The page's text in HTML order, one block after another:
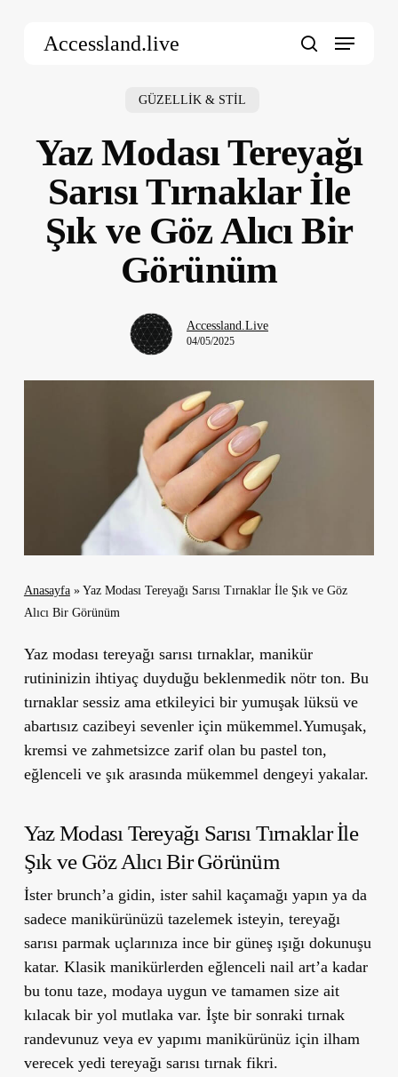
Accessland.live Menu
GÜZELLİK & STİL
Yaz Modası Tereyağı
Sarısı Tırnaklar İle
Şık ve Göz Alıcı Bir
Görünüm
Accessland.Live
04/05/2025
Anasayfa» Yaz Modası Tereyağı Sarısı Tırnaklar İle Şık ve Göz
Alıcı Bir Görünüm
Yaz modası tereyağı sarısı tırnaklar, manikür
rutininizin ihtiyaç duyduğu beklenmedik nötr ton. Bu
tırnaklar sessiz ama etkileyici bir yumuşak lüksü ve
abartısız cazibeyi sevenler için mükemmel.Yumuşak,
kremsi ve zahmetsizce zarif olan bu pastel ton,
eğlenceli ve şık arasında mükemmel dengeyi yakalar.
Yaz Modası Tereyağı Sarısı Tırnaklar İle
Şık ve Göz Alıcı Bir Görünüm
İster brunch’a gidin, ister sahil kaçamağı yapın ya da
sadece manikürünüzü tazelemek isteyin, tereyağı
sarısı parmak uçlarınıza ince bir güneş ışığı dokunuşu
katar. Klasik manikürlerden eğlenceli nail art’a kadar
bu tonu taze, modaya uygun ve tamamen size ait
kılacak bir yol mutlaka var. İşte bir sonraki tırnak
randevunuz veya ev yapımı manikürünüz için ilham
verecek yedi tereyağı sarısı tırnak fikri.